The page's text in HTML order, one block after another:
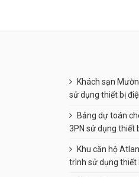
Khách sạn
sử dụng thiết bị
Bảng dự toán
3PN sử dụng thiết
Khu căn hộ
trình sử dụng thiết